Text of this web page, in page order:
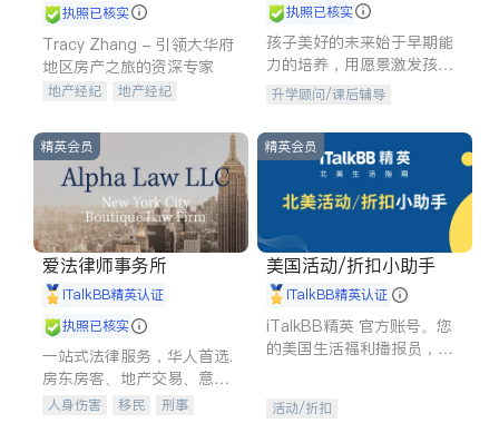
执照已核实
Tracy Zhang - 引领大华府
地区房产之旅的资深专家
地产经纪
地产经纪
商铺租售
执照已核实
孩子美好的未来始于早期能
力的培养，用愿景激发孩子
的学习潜力和动力。理念：
拥有成长型心态是成功的基
石。
升学顾问/课后辅导
精英会员
爱法律师事务所
iTalkBB精英认证
执照已核实
一站式法律服务，华人首选.
房东房客、地产交易、意外
伤害、车祸重伤、商业诉
人身伤害 移民
刑事
精英会员
美国活动/折扣小助手
iTalkBB精英认证
iTalkBB精英 官方账号。您
的美国生活福利播报员，精
专属福利。
活动/折扣